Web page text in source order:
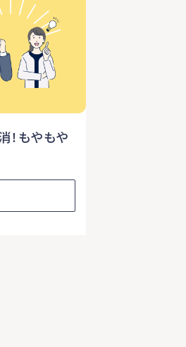
！もやもや